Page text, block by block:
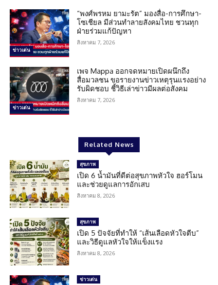
ข่าวเด่น
“พงศ์พรหม ยามะรัต” มองสื่อ-การศึกษา-
โซเชียล มีส่วนทำลายสังคมไทย ชวนทุก
ฝ่ายร่วมแก้ปัญหา
สิงหาคม 7, 2026
ข่าวเด่น
เพจ Mappa ออกจดหมายเปิดผนึกถึง
สื่อมวลชน ขอรายงานข่าวเหตุรุนแรงอย่าง
รับผิดชอบ ชี้วิธีเล่าข่าวมีผลต่อสังคม
สิงหาคม 7, 2026
Related News
สุขภาพ
เปิด 6 น้ำมันที่ดีต่อสุขภาพหัวใจ ฮอร์โมน
และช่วยดูแลการอักเสบ
สิงหาคม 8, 2026
สุขภาพ
เปิด 5 ปัจจัยที่ทำให้ “เส้นเลือดหัวใจตีบ”
และวิธีดูแลหัวใจให้แข็งแรง
สิงหาคม 8, 2026
ข่าวเด่น